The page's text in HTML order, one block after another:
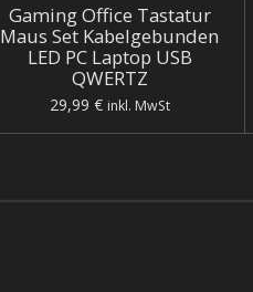
Gaming Office Tastatur
Maus Set Kabelgebunden
LED PC Laptop USB
QWERTZ
29,99 € inkl. MwSt